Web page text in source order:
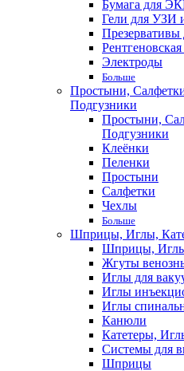
Бумага для
Гели для УЗИ
Электроды
Больше
Простыни,
Подгузники
Простыни,
Подгузники
Клеёнки
Пеленки
Простыни
Салфетки
Чехлы
Больше
Шприцы, Иглы,
Шприцы,
Жгуты
Иглы для
Иглы
Иглы
Канюли
Катетеры,
Системы для
Шприцы